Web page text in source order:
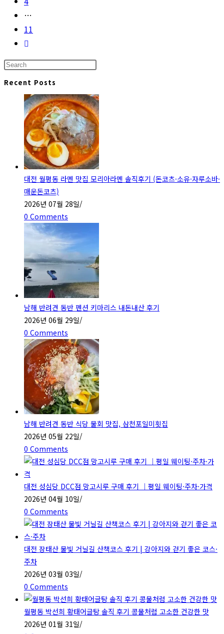
…
11
Go
the
next
page
Press
close
the
search
panel.
Recent Posts
대전 월평동 라멘 맛집 모리아라멘 솔직후기 (돈코츠·소유·자루소바·
매운돈코츠)
2026년 07월 28일/
0 Comments
남해 반려견 동반 펜션 키마리스 내돈내산 후기
2026년 06월 29일/
0 Comments
남해 반려견 동반 식당 물회 맛집, 삼천포일미횟집
2026년 05월 22일/
0 Comments
대전 성심당 DCC점 망고시루 구매 후기 ｜평일 웨이팅·주차·가격
2026년 04월 10일/
0 Comments
대전 장태산 물빛 거닐길 산책코스 후기 | 강아지와 걷기 좋은 코스·
주차
2026년 03월 03일/
0 Comments
월평동 박선희 황태어글탕 솔직 후기 콩물처럼 고소한 건강한 맛
2026년 01월 31일/